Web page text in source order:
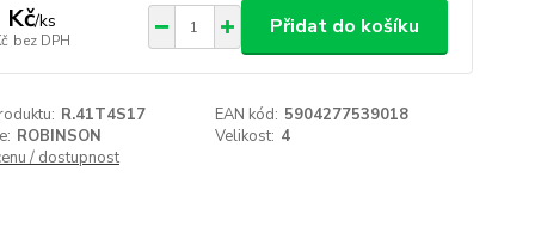
Kč/ks
bez DPH
Přidat do košíku
R.41T4S17 EAN kód: 5904277539018
ROBINSON Velikost: 4
/ dostupnost